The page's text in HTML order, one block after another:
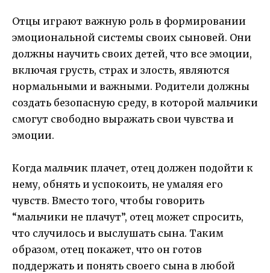
Отцы играют важную роль в формировании
эмоциональной системы своих сыновей. Они
должны научить своих детей, что все эмоции,
включая грусть, страх и злость, являются
нормальными и важными. Родители должны
создать безопасную среду, в которой мальчики
смогут свободно выражать свои чувства и
эмоции.
Когда мальчик плачет, отец должен подойти к
нему, обнять и успокоить, не умаляя его
чувств. Вместо того, чтобы говорить
“мальчики не плачут”, отец может спросить,
что случилось и выслушать сына. Таким
образом, отец покажет, что он готов
поддержать и понять своего сына в любой